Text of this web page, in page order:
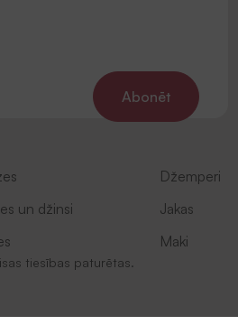
Abonēt
Džemperi
un džinsi
Jakas
Maki
tiesības paturētas.